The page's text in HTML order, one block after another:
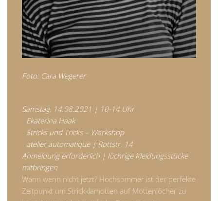
Foto: Cara Wegerer
Samstag, 14.08.2021 | 10-14 Uhr
Ekaterina Haak
Stricks und Tricks – Workshop
atelierautomatique | Rottstr. 14
Anmeldung erforderlich | löchrige Kleidungsstücke
mitbringen
Wann wenn nicht jetzt? Hochsommer ist der perfekte
Zeitpunkt um Strickklamotten auf Mottenlöcher zu